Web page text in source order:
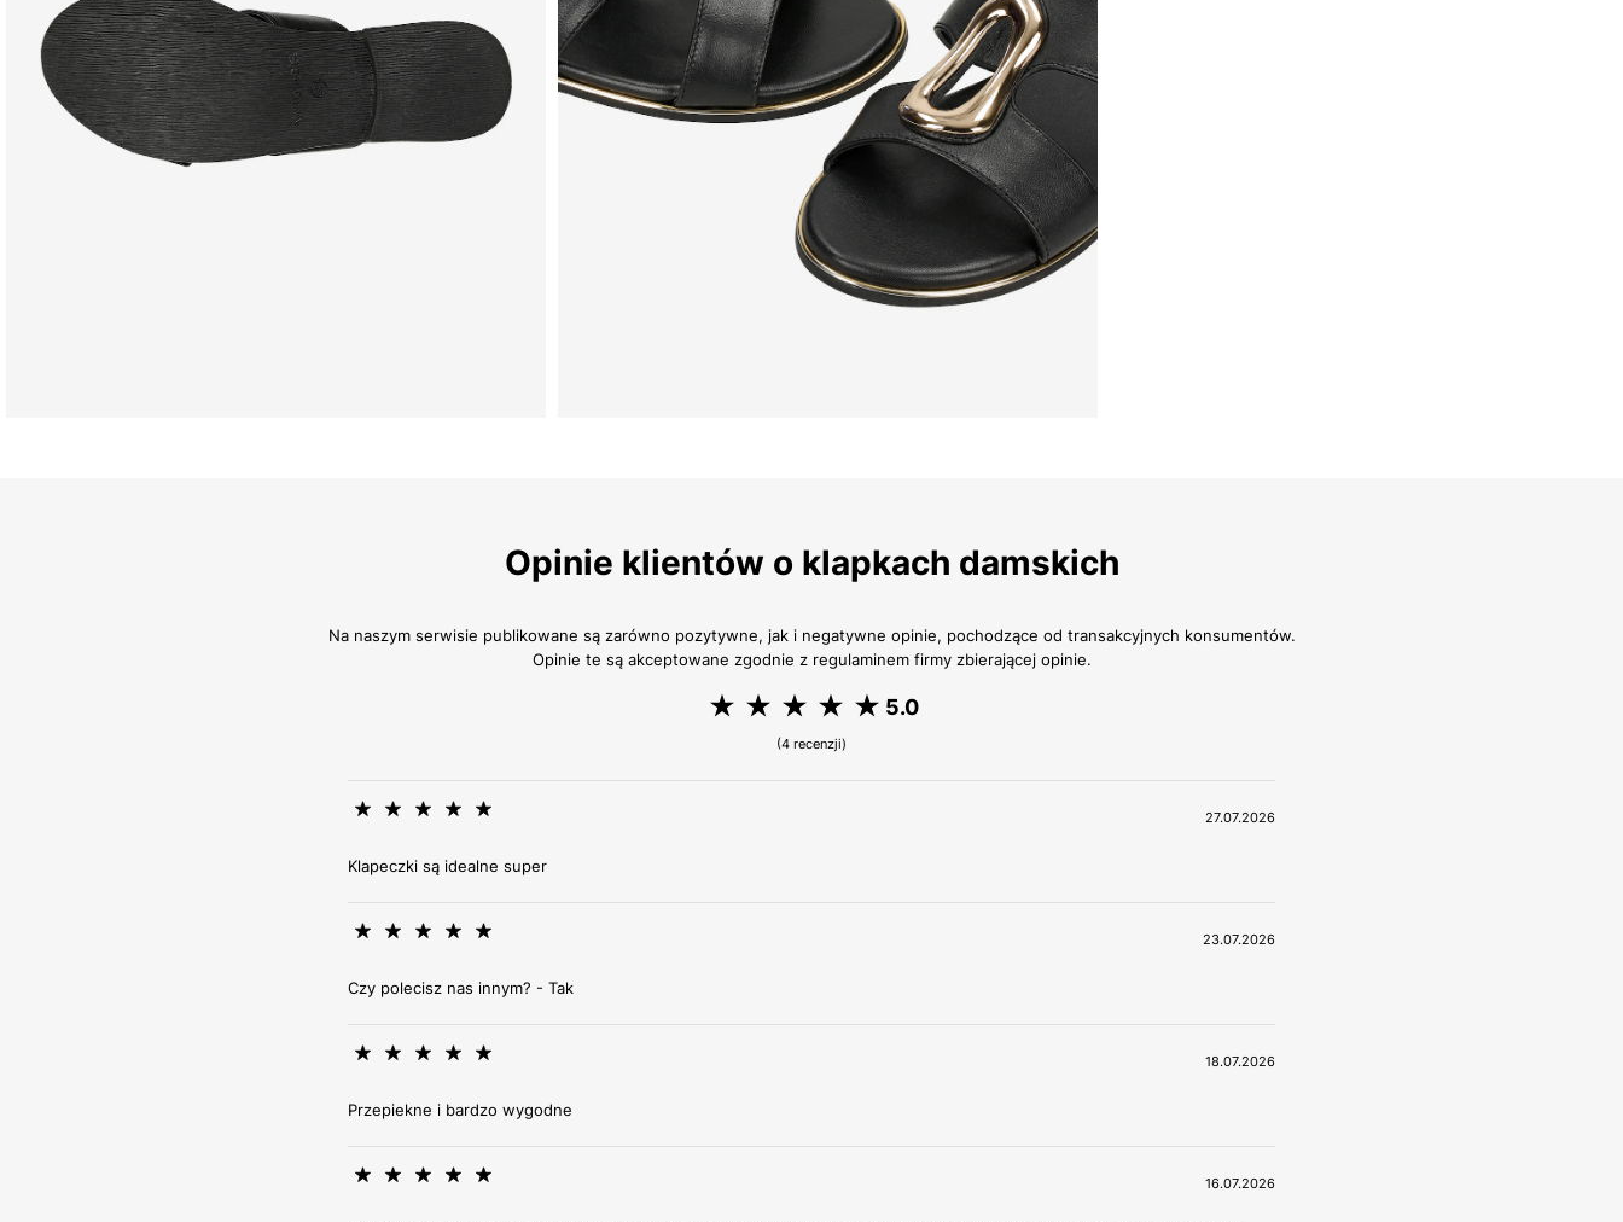
Opinie klientów o klapkach damskich
Na naszym serwisie publikowane są zarówno pozytywne, jak i negatywne opinie, pochodzące od transakcyjnych konsumentów.
Opinie te są akceptowane zgodnie z regulaminem firmy zbierającej opinie.
5.0
(4 recenzji)
27.07.2026
Klapeczki są idealne super
23.07.2026
Czy polecisz nas innym? - Tak
18.07.2026
Przepiekne i bardzo wygodne
16.07.2026